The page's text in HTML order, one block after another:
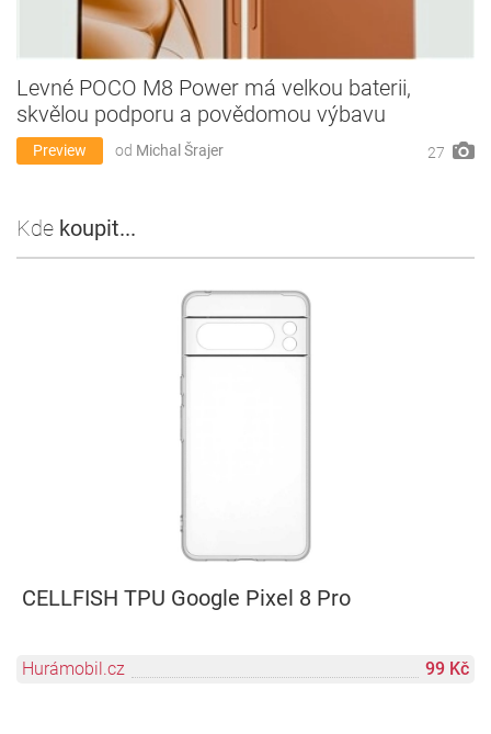
Levné POCO M8 Power má velkou baterii,
skvělou podporu a povědomou výbavu
Preview od Michal Šrajer 27
Kde koupit...
CELLFISH TPU Google Pixel 8 Pro
Hurámobil.cz 99 Kč